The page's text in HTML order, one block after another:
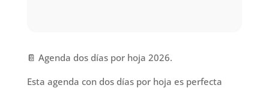
📔 Agenda dos días por hoja 2026.
Esta agenda con dos días por hoja es perfecta